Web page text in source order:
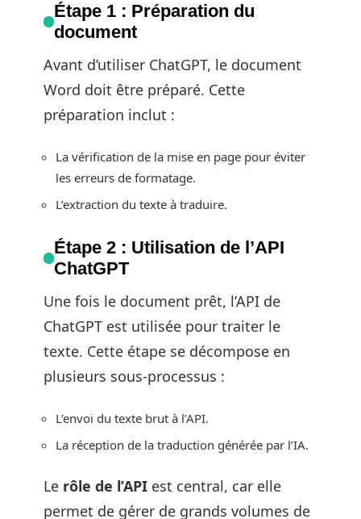
Étape 1 : Préparation du
document
Avant d’utiliser ChatGPT, le document
Word doit être préparé. Cette
préparation inclut :
La vérification de la mise en page pour éviter
les erreurs de formatage.
L’extraction du texte à traduire.
Étape 2 : Utilisation de l’API
ChatGPT
Une fois le document prêt, l’API de
ChatGPT est utilisée pour traiter le
texte. Cette étape se décompose en
plusieurs sous-processus :
L’envoi du texte brut à l’API.
La réception de la traduction générée par l’IA.
Le rôle de l’API est central, car elle
permet de gérer de grands volumes de